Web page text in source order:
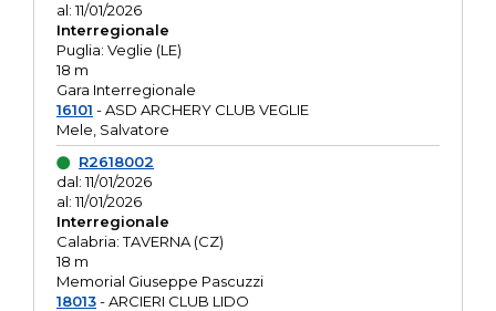
al: 11/01/2026
Interregionale
Puglia: Veglie (LE)
18 m
Gara Interregionale
16101 - ASD ARCHERY CLUB VEGLIE
Mele, Salvatore
R2618002
dal: 11/01/2026
al: 11/01/2026
Interregionale
Calabria: TAVERNA (CZ)
18 m
Memorial Giuseppe Pascuzzi
18013- ARCIERI CLUB LIDO